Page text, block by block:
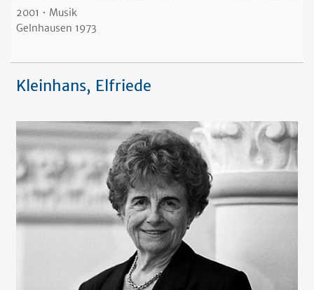
2001 • Musik
Gelnhausen 1973
Kleinhans, Elfriede